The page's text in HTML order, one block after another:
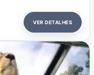
VER DETALHES